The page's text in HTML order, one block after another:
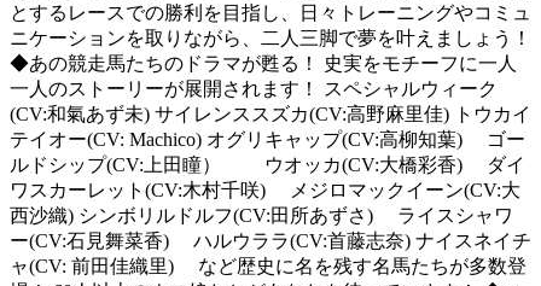
とするレースでの勝利を目指し、日々トレーニングやコミュ
ニケーションを取りながら、二人三脚で夢を叶えましょう！
◆あの競走馬たちのドラマが甦る！ 史実をモチーフに一人
一人のストーリーが展開されます！ スペシャルウィーク
(CV:和氣あず未) サイレンススズカ(CV:高野麻里佳) トウカイ
テイオー(CV: Machico) オグリキャップ(CV:高柳知葉) ゴー
ルドシップ(CV:上田瞳） ウオッカ(CV:大橋彩香) ダイ
ワスカーレット(CV:木村千咲) メジロマックイーン(CV:大
西沙織) シンボリルドルフ(CV:田所あずさ) ライスシャワ
ー(CV:石見舞菜香) ハルウララ(CV:首藤志奈) ナイスネイチ
ャ(CV: 前田佳織里) など歴史に名を残す名馬たちが多数登